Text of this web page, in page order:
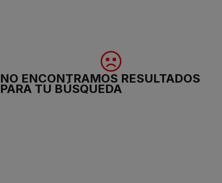
NO ENCONTRAMOS RESULTADOS
PARA TU BÚSQUEDA